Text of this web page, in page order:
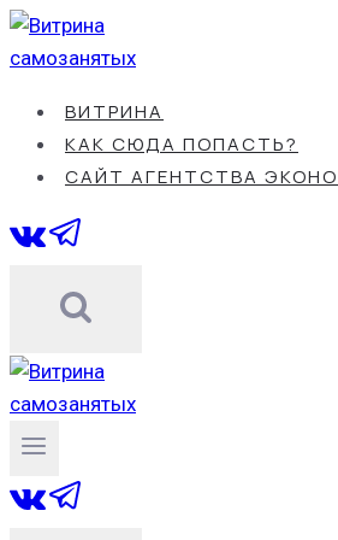
Перейти
к
ВИТРИНА
КАК СЮДА ПОПАСТЬ?
САЙТ АГЕНТСТВА